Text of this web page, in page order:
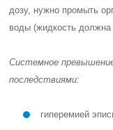
дозу, нужно промыть
воды (жидкость должна
Системное
последствиями:
гиперемией